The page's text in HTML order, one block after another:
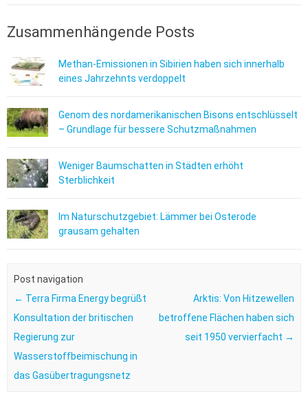
Zusammenhängende Posts
Methan-Emissionen in Sibirien haben sich innerhalb
eines Jahrzehnts verdoppelt
Genom des nordamerikanischen Bisons entschlüsselt
– Grundlage für bessere Schutzmaßnahmen
Weniger Baumschatten in Städten erhöht
Sterblichkeit
Im Naturschutzgebiet: Lämmer bei Osterode
grausam gehalten
Post navigation
← Terra Firma Energy begrüßt
Konsultation der britischen
Regierung zur
Wasserstoffbeimischung in
das Gasübertragungsnetz
Arktis: Von Hitzewellen
betroffene Flächen haben sich
seit 1950 vervierfacht →